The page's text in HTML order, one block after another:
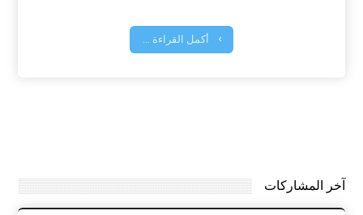
أكمل القراءة ...
آخر المشاركات